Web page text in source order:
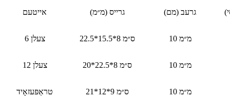
אייטעם גרייס (מ״מ) גרעב (מם)
6 צעלן 22.5*15.5*8 ס״מ 10 מ״מ
12 צעלן 20*22.5*8 ס״מ 10 מ״מ
טראַפּעזאָיד 21*12*9 ס״מ 10 מ״מ